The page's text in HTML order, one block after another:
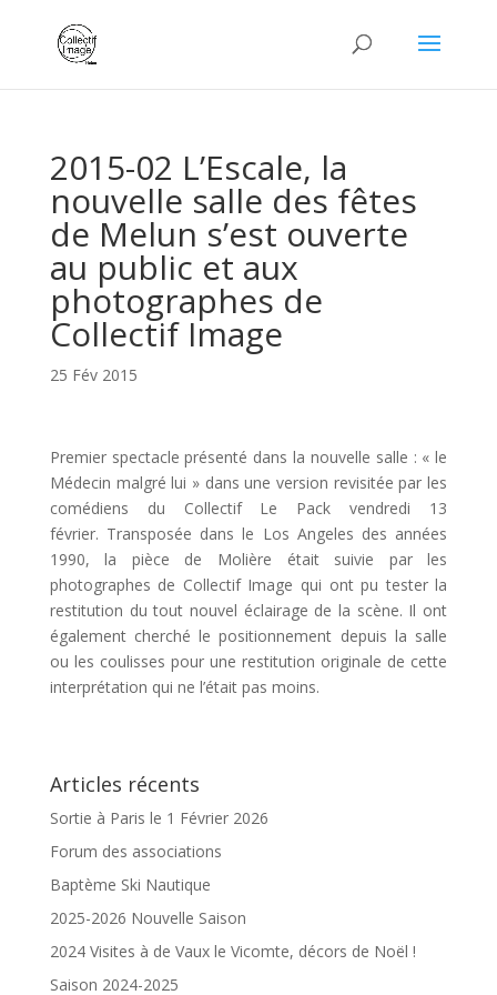
2015-02 L’Escale, la
nouvelle salle des fêtes
de Melun s’est ouverte
au public et aux
photographes de
Collectif Image
25 Fév 2015
Premier spectacle présenté dans la nouvelle salle : « le
Médecin malgré lui » dans une version revisitée par les
comédiens du Collectif Le Pack vendredi 13
février. Transposée dans le Los Angeles des années
1990, la pièce de Molière était suivie par les
photographes de Collectif Image qui ont pu tester la
restitution du tout nouvel éclairage de la scène. Il ont
également cherché le positionnement depuis la salle
ou les coulisses pour une restitution originale de cette
interprétation qui ne l’était pas moins.
Articles récents
Sortie à Paris le 1 Février 2026
Forum des associations
Baptème Ski Nautique
2025-2026 Nouvelle Saison
2024 Visites à de Vaux le Vicomte, décors de Noël !
Saison 2024-2025